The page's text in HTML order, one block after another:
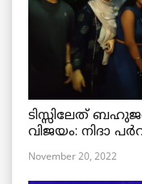
ടിസ്സിലേത്
വിജയം: നിദാ
November 20, 2022